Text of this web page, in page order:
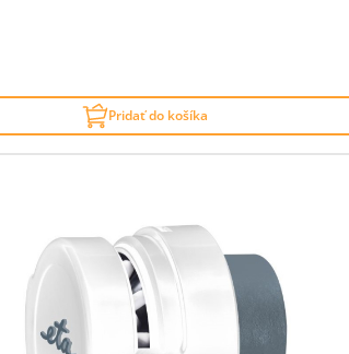
Pridať do košíka